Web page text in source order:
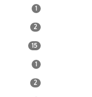
1
2
15
1
2